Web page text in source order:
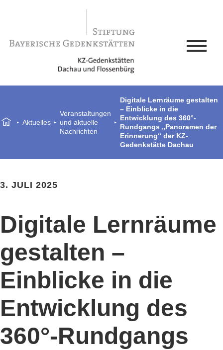
Aktuelles
Veranstaltungen
und aktuelle
Nachrichten
Digitale Lernräume gestalten
– Einblicke in die
Entwicklung des 360°-
Rundgangs „Panoramen der
Erinnerung“ der KZ-
Gedenkstätte Dachau
3. JULI 2025
Digitale Lernräume
gestalten –
Einblicke in die
Entwicklung des
360°-Rundgangs